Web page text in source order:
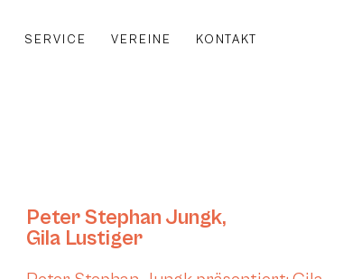
SERVICE VEREINE KONTAKT
Peter Stephan Jungk,
Gila Lustiger